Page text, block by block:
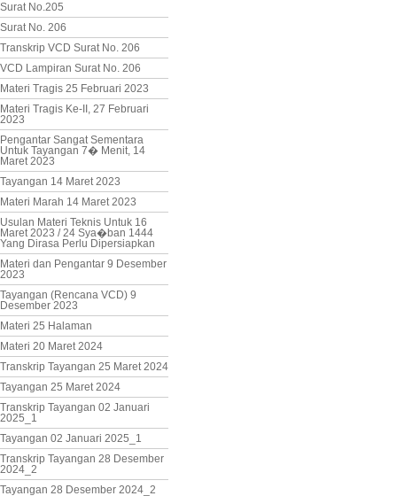
Surat No.205
Surat No. 206
Transkrip VCD Surat No. 206
VCD Lampiran Surat No. 206
Materi Tragis 25 Februari 2023
Materi Tragis Ke-II, 27 Februari
2023
Pengantar Sangat Sementara
Untuk Tayangan 7� Menit, 14
Maret 2023
Tayangan 14 Maret 2023
Materi Marah 14 Maret 2023
Usulan Materi Teknis Untuk 16
Maret 2023 / 24 Sya�ban 1444
Yang Dirasa Perlu Dipersiapkan
Materi dan Pengantar 9 Desember
2023
Tayangan (Rencana VCD) 9
Desember 2023
Materi 25 Halaman
Materi 20 Maret 2024
Transkrip Tayangan 25 Maret 2024
Tayangan 25 Maret 2024
Transkrip Tayangan 02 Januari
2025_1
Tayangan 02 Januari 2025_1
Transkrip Tayangan 28 Desember
2024_2
Tayangan 28 Desember 2024_2